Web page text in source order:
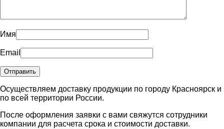
Имя
Email
Осуществляем доставку продукции по городу Красноярск и
по всей территории России.
После оформления заявки с вами свяжутся сотрудники
компании для расчета срока и стоимости доставки.